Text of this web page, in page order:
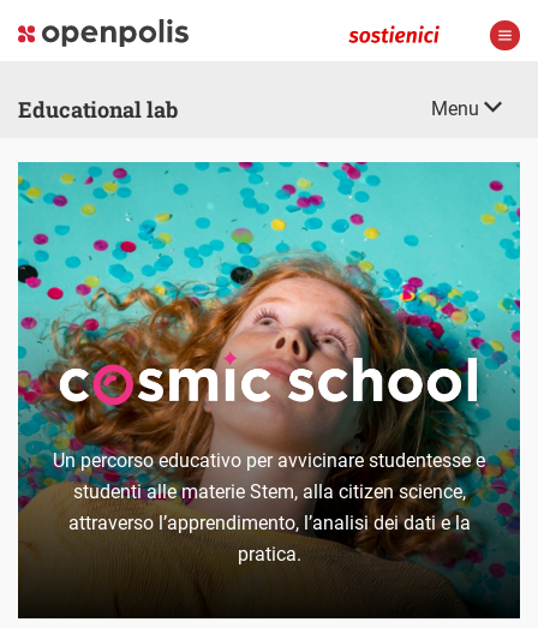
Educational lab Menu
Un percorso educativo per avvicinare studentesse e
studenti alle materie Stem, alla citizen science,
attraverso l’apprendimento, l’analisi dei dati e la
pratica.